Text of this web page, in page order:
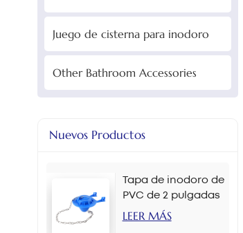
Juego de cisterna para inodoro
Other Bathroom Accessories
Nuevos Productos
Tapa de inodoro de
PVC de 2 pulgadas
en varios colores
LEER MÁS